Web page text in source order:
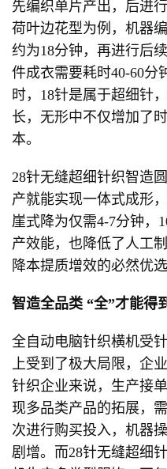
先编织单片产出，后进
荷叶边花型为例，机器
约为18分钟，再进行后
件成衣需要耗时40-60分
时，18针是属于超细针
长，无形中不仅增加了
本。
28针无缝超细针织智造
产就能实现一体式成形
崖式降为仅需4-7分钟，
产效能，也降低了人工
降本提质增效的必然优选
智造全品类 “全”才能得
全自动电脑针织横机受
上受到了极大局限，企
针织企业来说，生产接
现多品类产品的拓展，
次进行购买投入，机器
剧增。而28针无缝超细